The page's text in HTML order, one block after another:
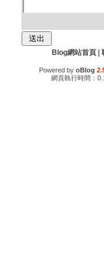
Blog網站首頁|
Powered by oBlog
網頁執行時間：